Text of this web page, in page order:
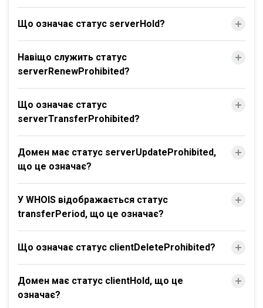
Що означає статус serverHold?
Навіщо служить статус
serverRenewProhibited?
Що означає статус
serverTransferProhibited?
Домен має статус serverUpdateProhibited,
що це означає?
У WHOIS відображається статус
transferPeriod, що це означає?
Що означає статус clientDeleteProhibited?
Домен має статус clientHold, що це
означає?